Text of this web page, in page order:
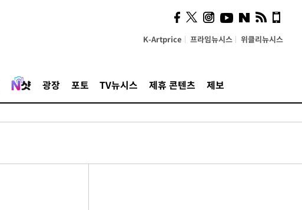
K-Artprice 프라임뉴시스 위클리뉴시스
광장 포토 TV뉴시스 제휴 콘텐츠 제보